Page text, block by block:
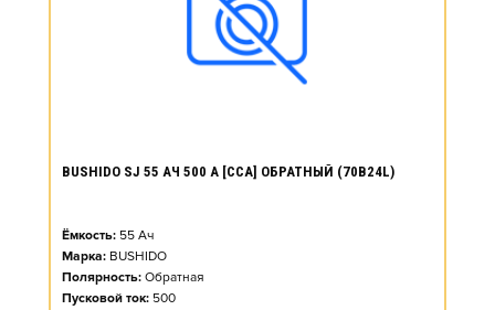
BUSHIDO SJ 55 АЧ 500 А [CCA] ОБРАТНЫЙ (70B24L)
Ёмкость: 55 Ач
Марка: BUSHIDO
Полярность: Обратная
Пусковой ток: 500